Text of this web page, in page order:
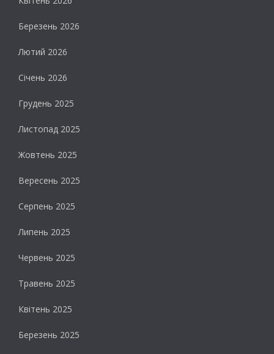
Березень 2026
Лютий 2026
Січень 2026
Грудень 2025
Листопад 2025
Жовтень 2025
Вересень 2025
Серпень 2025
Липень 2025
Червень 2025
Травень 2025
Квітень 2025
Березень 2025